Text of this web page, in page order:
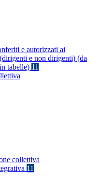
e autorizzati ai
e non dirigenti) (da
tabelle) 11
collettiva
11